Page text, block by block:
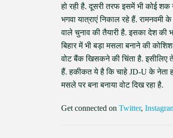
हो रही है. दूसरी तरफ इसमें भी कोई शक
भगवा यात्राएं निकाल रहे हैं. रामनवमी
वाले चुनाव की तैयारी है. इसका देश की
बिहार में भी बड़ा मसला बनाने की
वोट बैंक खिसकने की चिंता है. इसीलिए
हैं. हकीकत ये है कि चाहे JD-U के नेता
मसले पर बना बनाया वोट दिख रहा है.
Get connected on Twitter,